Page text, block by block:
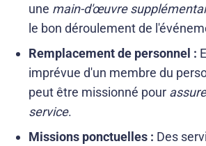
une main-d'œuvre
le bon déroulement de
Remplacement de personnel :
imprévue d'un membre du
peut être missionné pour
service.
Missions ponctuelles : Des